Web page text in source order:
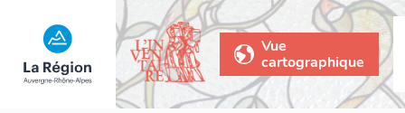
Vue
cartographique